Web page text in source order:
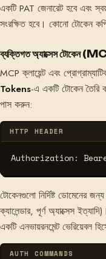
একটি PAT জেনারেট হবে এবং
সংরক্ষিত হবে। কোনো টোকেন
ব্যক্তিগত অ্যাক্সেস টোকেন
MCP ক্লায়েন্ট এবং
Tokens-এ একটি টোকেন
পাস করুন:
HTTP HEADER
Authorization:
টোকেনগুলো নির্দিষ্ট ডোমেনের
ক্যালেন্ডার, পূর্ণ অ্যাক্সেস
একটি এনভায়রনমেন্ট ভেরিয়েবল
AUTH COMMANDS